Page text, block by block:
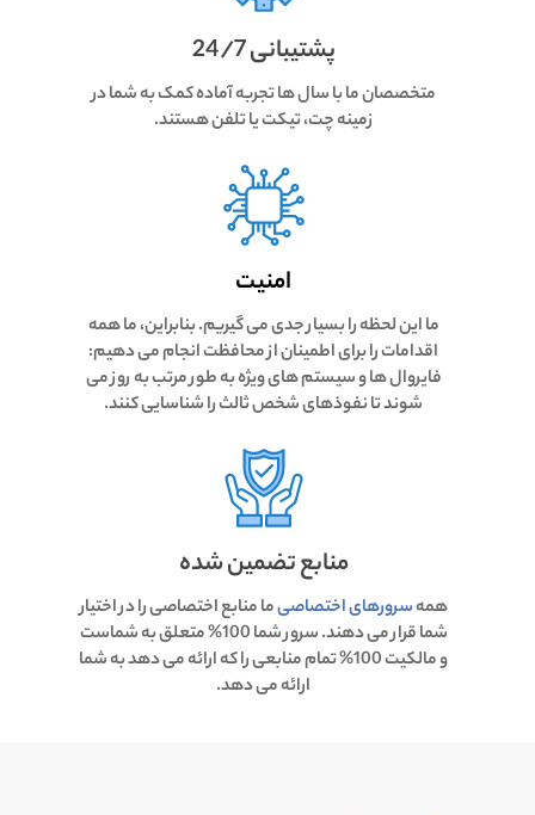
پشتیبانی 24/7
متخصصان ما با سال ها تجربه آماده کمک به شما در
زمینه چت، تیکت یا تلفن هستند.
امنیت
ما این لحظه را بسیار جدی می گیریم. بنابراین، ما همه
اقدامات را برای اطمینان از محافظت انجام می دهیم:
فایروال ها و سیستم های ویژه به طور مرتب به روز می
شوند تا نفوذهای شخص ثالث را شناسایی کنند.
منابع تضمین شده
همهسرورهای اختصاصیما منابع اختصاصی را در اختیار
شما قرار می دهند. سرور شما 100% متعلق به شماست
و مالکیت 100% تمام منابعی را که ارائه می دهد به شما
ارائه می دهد.